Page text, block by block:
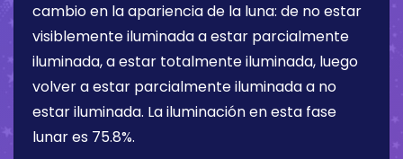
cambio en la apariencia de la luna: de no estar
visiblemente iluminada a estar parcialmente
iluminada, a estar totalmente iluminada, luego
volver a estar parcialmente iluminada a no
estar iluminada. La iluminación en esta fase
lunar es 75.8%.